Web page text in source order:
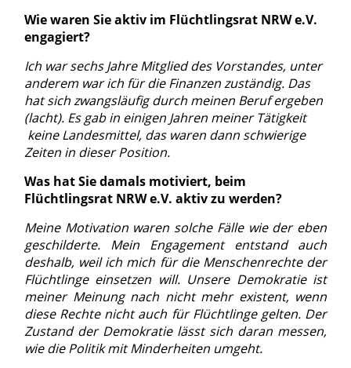
Wie waren Sie aktiv im Flüchtlingsrat NRW e.V.
engagiert?
Ich war sechs Jahre Mitglied des Vorstandes, unter
anderem war ich für die Finanzen zuständig. Das
hat sich zwangsläufig durch meinen Beruf ergeben
(lacht). Es gab in einigen Jahren meiner Tätigkeit
keine Landesmittel, das waren dann schwierige
Zeiten in dieser Position.
Was hat Sie damals motiviert, beim
Flüchtlingsrat NRW e.V. aktiv zu werden?
Meine Motivation waren solche Fälle wie der eben
geschilderte. Mein Engagement entstand auch
deshalb, weil ich mich für die Menschenrechte der
Flüchtlinge einsetzen will. Unsere Demokratie ist
meiner Meinung nach nicht mehr existent, wenn
diese Rechte nicht auch für Flüchtlinge gelten. Der
Zustand der Demokratie lässt sich daran messen,
wie die Politik mit Minderheiten umgeht.